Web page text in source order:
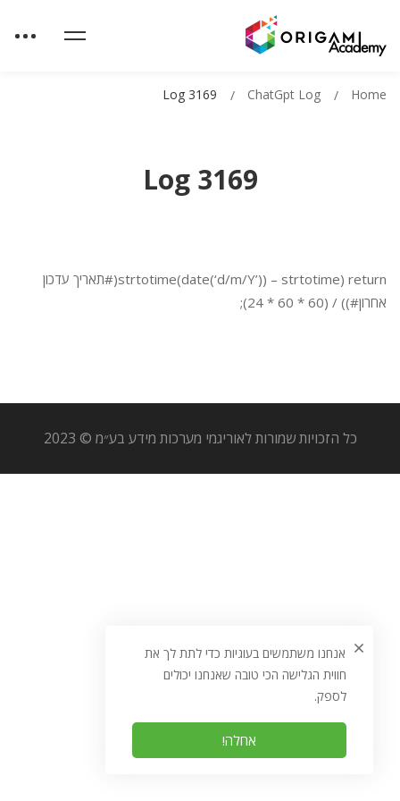
Log 3169
Home
ChatGpt Log
Log 3169
return (strtotime(date(‘d/m/Y’)) – strtotime(#תאריך עדכון
אחרון#)) / (60 * 60 * 24);
כל הזכויות שמורות לאוריגמי מערכות מידע בע״מ © 2023
אנחנו משתמשים בעוגיות כדי לתת לך את
חווית הגלישה הכי טובה שאנחנו יכולים
לספק.
אחלה!